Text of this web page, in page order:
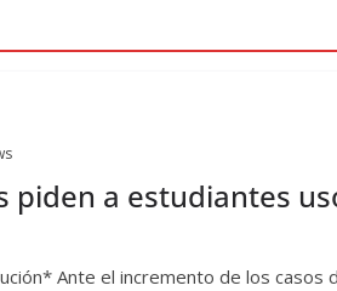
piden a estudiantes
Ante el incremento de los